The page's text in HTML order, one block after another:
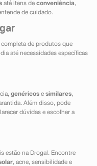
até itens de conveniência,
de cuidado.
completa de produtos que
até necessidades específicas
genéricose similares,
Além disso, pode
dúvidas e escolher a
estão na Drogal. Encontre
, acne, sensibilidade e